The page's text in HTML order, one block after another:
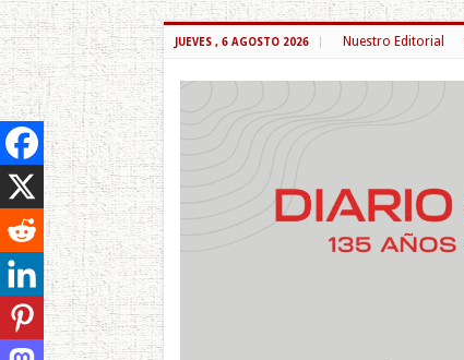
JUEVES , 6 AGOSTO 2026 Nuestro Editorial